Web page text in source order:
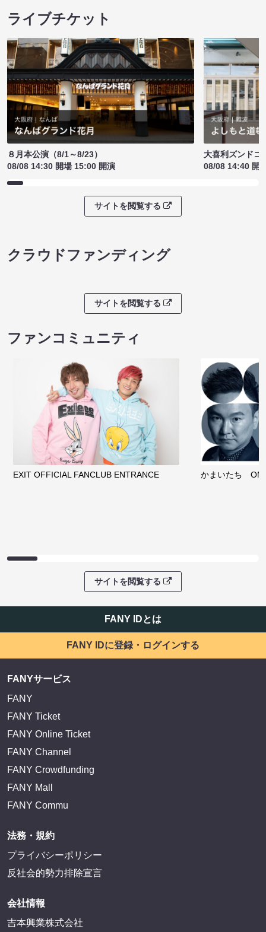
ライブチケット
８月本公演（8/1～8/23）
08/08 14:30 開場 15:00 開演
大喜利ズンドコ
08/08 14:40 開
サイトを閲覧する
クラウドファンディング
サイトを閲覧する
ファンコミュニティ
EXIT OFFICIAL FANCLUB ENTRANCE かまいたち
サイトを閲覧する
FANY IDとは
FANY IDに登録・ログインする
FANYサービス
FANY
FANY Ticket
FANY Online Ticket
FANY Channel
FANY Crowdfunding
FANY Mall
FANY Commu
法務・規約
プライバシーポリシー
反社会的勢力排除宣言
会社情報
吉本興業株式会社